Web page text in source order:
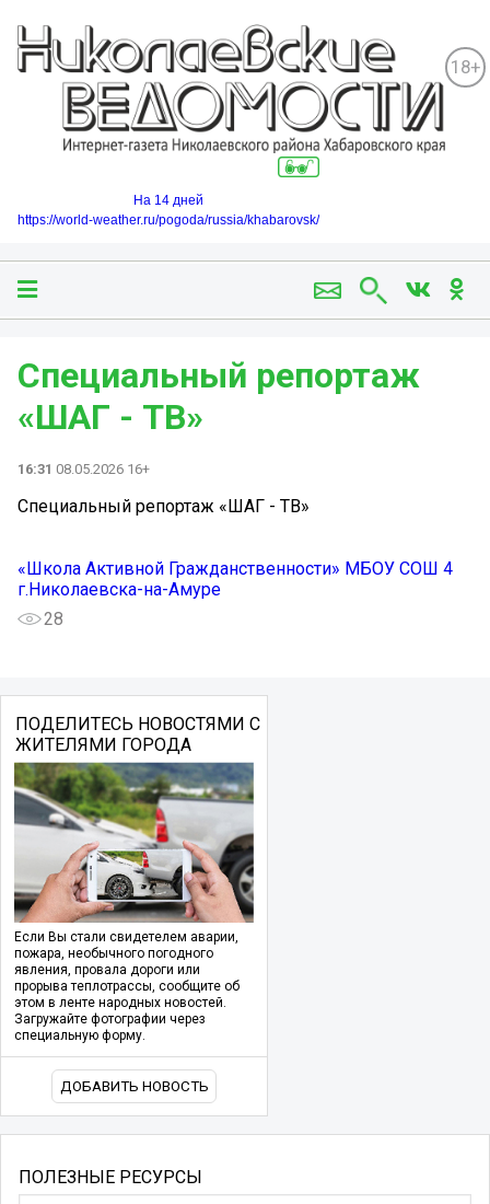
18+
На 14 дней
https://world-weather.ru/pogoda/russia/khabarovsk/
Специальный репортаж
«ШАГ - ТВ» ️
16:31 08.05.2026 16+
Специальный репортаж «ШАГ - ТВ» ️
«Школа Активной Гражданственности» МБОУ СОШ 4
г.Николаевска-на-Амуре
28
ПОДЕЛИТЕСЬ НОВОСТЯМИ С
ЖИТЕЛЯМИ ГОРОДА
Если Вы стали свидетелем аварии,
пожара, необычного погодного
явления, провала дороги или
прорыва теплотрассы, сообщите об
этом в ленте народных новостей.
Загружайте фотографии через
специальную форму.
ДОБАВИТЬ НОВОСТЬ
ПОЛЕЗНЫЕ РЕСУРСЫ